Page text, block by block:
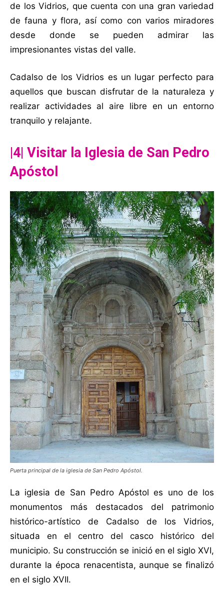
de los Vidrios, que cuenta con una gran variedad
de fauna y flora, así como con varios miradores
desde donde se pueden admirar las
impresionantes vistas del valle.
Cadalso de los Vidrios es un lugar perfecto para
aquellos que buscan disfrutar de la naturaleza y
realizar actividades al aire libre en un entorno
tranquilo y relajante.
|4| Visitar la Iglesia de San Pedro
Apóstol
Puerta principal de la iglesia de San Pedro Apóstol.
La iglesia de San Pedro Apóstol es uno de los
monumentos más destacados del patrimonio
histórico-artístico de Cadalso de los Vidrios,
situada en el centro del casco histórico del
municipio. Su construcción se inició en el siglo XVI,
durante la época renacentista, aunque se finalizó
en el siglo XVII.